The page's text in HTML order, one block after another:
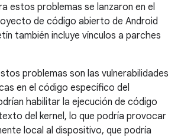
estos problemas se lanzaron en el
de código abierto de Android
también incluye vínculos a parches
problemas son las vulnerabilidades
en el código específico del
habilitar la ejecución de código
del kernel, lo que podría provocar
local al dispositivo, que podría